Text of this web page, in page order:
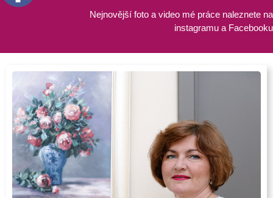
Nejnovější foto a video mé práce naleznete na
instagramu a Facebooku